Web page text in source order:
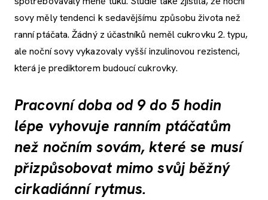
sovy měly tendenci k sedavějšímu způsobu života než
ranní ptáčata. Žádný z účastníků neměl cukrovku 2. typu,
ale noční sovy vykazovaly vyšší inzulinovou rezistenci,
která je prediktorem budoucí cukrovky.
Pracovní doba od 9 do 5 hodin
lépe vyhovuje ranním ptáčatům
než nočním sovám, které se musí
přizpůsobovat mimo svůj běžný
cirkadiánní rytmus.